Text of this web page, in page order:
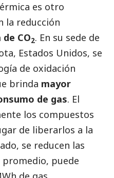
es otro
la reducción
CO2. En su sede de
Estados Unidos, se
de oxidación
brinda mayor
de gas. El
los compuestos
de liberarlos a la
se reducen las
promedio, puede